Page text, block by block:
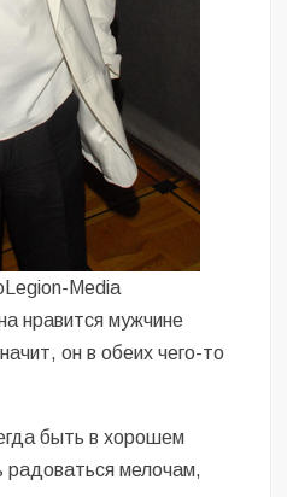
Media
нравится мужчине
он в обеих чего-то
быть в хорошем
радоваться мелочам,